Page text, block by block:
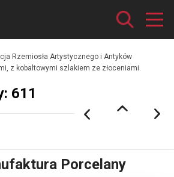
Rzemiosła Artystycznego i Antyków
z kobaltowymi szlakiem ze złoceniami.
611
Porcelany